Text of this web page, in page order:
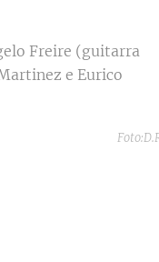
Freire (guitarra
e Eurico